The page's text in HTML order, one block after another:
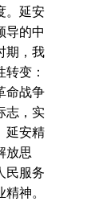
。延安
导的中
期，我
变：
命战争
志，实
延安精
放思
民服务
神。